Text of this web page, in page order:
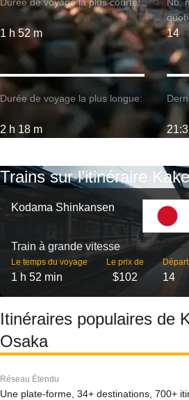
1 h 52 m
Durée de voyage la plus longue:
2 h 18 m
14
Trains sur l’itinéraire
Kodama Shinkansen
Train à grande vitesse
Le temps du voyage
1 h 52 min
Le prix de
$102 14
Itinéraires populaires de
Osaka
Réseau Étendu
Une plate-forme, 34+ destinations, 700+